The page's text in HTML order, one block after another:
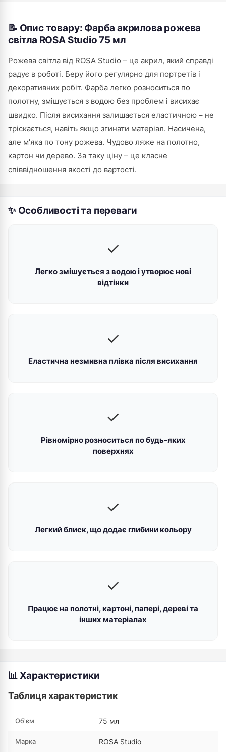
📝 Опис товару: Фарба акрилова рожева
світла ROSA Studio 75 мл
Рожева світла від ROSA Studio – це акрил, який справді
радує в роботі. Беру його регулярно для портретів і
декоративних робіт. Фарба легко розноситься по
полотну, змішується з водою без проблем і висихає
швидко. Після висихання залишається еластичною – не
тріскається, навіть якщо згинати матеріал. Насичена,
але м'яка по тону рожева. Чудово ляже на полотно,
картон чи дерево. За таку ціну – це класне
співвідношення якості до вартості.
✨ Особливості та переваги
✓
Легко змішується з водою і утворює нові
відтінки
✓
Еластична незмивна плівка після висихання
✓
Рівномірно розноситься по будь-яких
поверхнях
✓
Легкий блиск, що додає глибини кольору
✓
Працює на полотні, картоні, папері, дереві та
інших матеріалах
📊 Характеристики
Таблиця характеристик
Об'єм 75 мл
Марка ROSA Studio